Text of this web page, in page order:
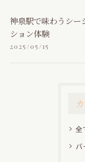
神泉駅で味わうシー
ション体験
2025/05/15
全
バ